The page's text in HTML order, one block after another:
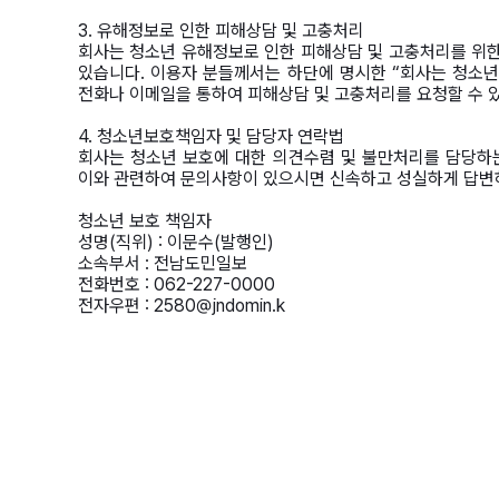
3. 유해정보로 인한 피해상담 및 고충처리
회사는 청소년 유해정보로 인한 피해상담 및 고충처리를
있습니다. 이용자 분들께서는 하단에 명시한 “회사는 청소
전화나 이메일을 통하여 피해상담 및 고충처리를 요청할 수
4. 청소년보호책임자 및 담당자 연락법
회사는 청소년 보호에 대한 의견수렴 및 불만처리를 담당
이와 관련하여 문의사항이 있으시면 신속하고 성실하게 답
청소년 보호 책임자
성명(직위) : 이문수(발행인)
소속부서 : 전남도민일보
전화번호 : 062-227-0000
전자우편 : 2580@jndomin.k